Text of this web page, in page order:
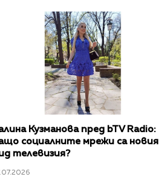
Кузманова пред bTV Radio:
социалните мрежи са новия
телевизия?